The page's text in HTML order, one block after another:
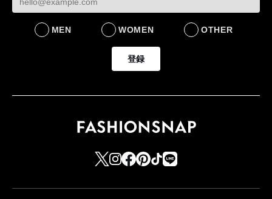
MEN WOMEN OTHER
登録